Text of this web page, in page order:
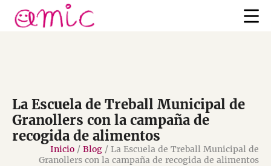
La Escuela de Treball Municipal de
Granollers con la campaña de
recogida de alimentos
Inicio / Blog / La Escuela de Treball Municipal de
Granollers con la campaña de recogida de alimentos